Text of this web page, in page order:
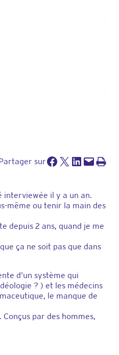
surPartager sur Facebook
Partager sur X Partager sur LinkedIn
Envoyer cette page par e-mailImprimer cette
interviewée il y a un an.
même ou tenir la main des
depuis 2 ans, quand je me
ça ne soit pas que dans
d’un système qui
? ) et les médecins
, le manque de
par des hommes,